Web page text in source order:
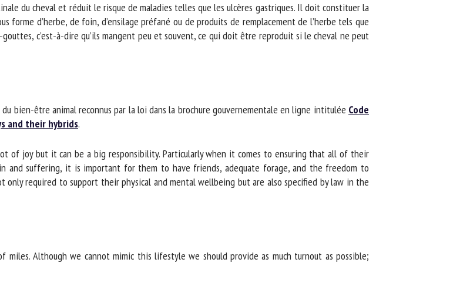
du cheval et réduit le risque de maladies telles que les ulcères gastriques. Il doit constituer la
d’herbe, de foin, d’ensilage préfané ou de produits de remplacement de l’herbe tels que
c’est-à-dire qu’ils mangent peu et souvent, ce qui doit être reproduit si le cheval ne peut
bien-être animal reconnus par la loi dans la brochure gouvernementale en ligne intituléeCode
and their hybrids.
of joy but it can be a big responsibility. Particularly when it comes to ensuring that all of their
and suffering, it is important for them to have friends, adequate forage, and the freedom to
only required to support their physical and mental wellbeing but are also specified by law in the
Although we cannot mimic this lifestyle we should provide as much turnout as possible;